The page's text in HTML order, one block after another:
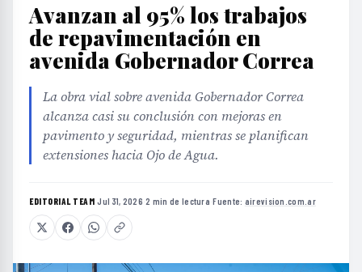
Avanzan al 95% los trabajos
de repavimentación en
avenida Gobernador Correa
La obra vial sobre avenida Gobernador Correa
alcanza casi su conclusión con mejoras en
pavimento y seguridad, mientras se planifican
extensiones hacia Ojo de Agua.
EDITORIAL TEAM·Jul 31, 2026·2 min de lectura·Fuente: airevision.com.ar